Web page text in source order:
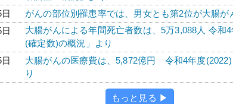
がんの部位別罹患率では、男女とも第2位が大腸が
大腸がんによる年間死亡者数は、5万3,088人 令和
(確定数)の概況」より
大腸がんの医療費は、5,872億円 令和4年度(2022)
り
もっと見る ▶